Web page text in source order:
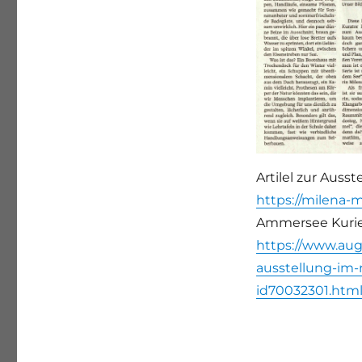
Artilel zur
https://milena-
Ammersee
https://
ausstellung-
id70032301.html